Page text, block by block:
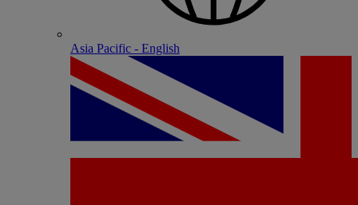
Asia Pacific - English